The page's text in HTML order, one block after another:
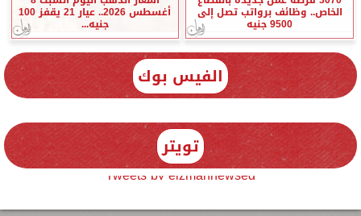
الخاص.. وظائف برواتب تصل إلى
9500 جنيه
أغسطس 2026.. عيار 21 يقفز 100
جنيه...
الفيس بوك
تويتر
Tweets by elzmannewseg